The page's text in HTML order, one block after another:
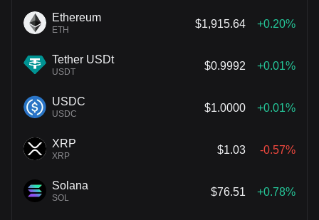
Ethereum
ETH
$1,915.64 +0.20%
Tether USDt
USDT
$0.9992 +0.01%
USDC
USDC
$1.0000 +0.01%
XRP
XRP
$1.03 -0.57%
Solana
SOL
$76.51 +0.78%